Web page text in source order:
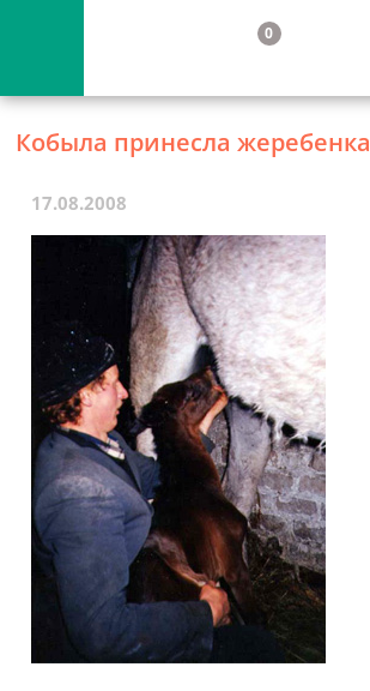
0
Кобыла принесла жеребенка
17.08.2008